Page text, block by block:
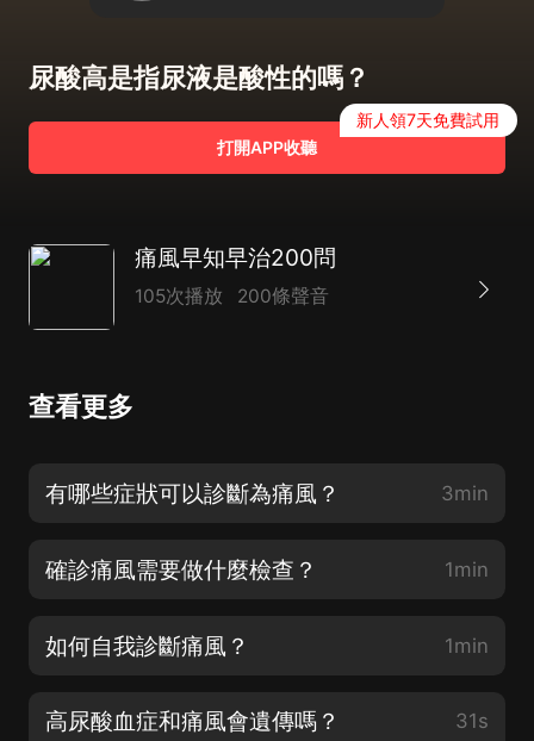
尿酸高是指尿液是酸性的嗎？
打開APP收聽
新人領7天免費試用
痛風早知早治200問
105次播放 200條聲音
查看更多
有哪些症狀可以診斷為痛風？ 3min
確診痛風需要做什麼檢查？ 1min
如何自我診斷痛風？ 1min
高尿酸血症和痛風會遺傳嗎？ 31s